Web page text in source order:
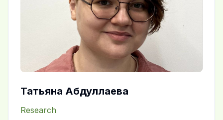
Татьяна Абдуллаева
Research